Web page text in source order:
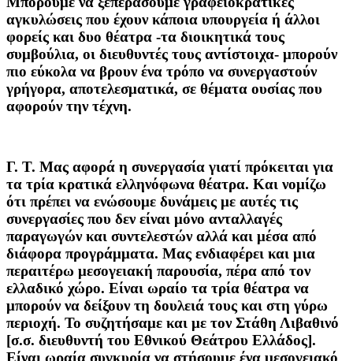
αγκυλώσεις που έχουν κάποια υπουργεία ή άλλοι
φορείς και δυο θέατρα -τα διοικητικά τους
συμβούλια, οι διευθυντές τους αντίστοιχα- μπορούν
πιο εύκολα να βρουν ένα τρόπο να συνεργαστούν
γρήγορα, αποτελεσματικά, σε θέματα ουσίας που
αφορούν την τέχνη.
Γ. Τ. Μας αφορά η συνεργασία γιατί πρόκειται για
τα τρία κρατικά ελληνόφωνα θέατρα. Και νομίζω
ότι πρέπει να ενώσουμε δυνάμεις με αυτές τις
συνεργασίες που δεν είναι μόνο ανταλλαγές
παραγωγών και συντελεστών αλλά και μέσα από
διάφορα προγράμματα. Μας ενδιαφέρει και μια
περαιτέρω μεσογειακή παρουσία, πέρα από τον
ελλαδικό χώρο. Είναι ωραίο τα τρία θέατρα να
μπορούν να δείξουν τη δουλειά τους και στη γύρω
περιοχή. Το συζητήσαμε και με τον Στάθη Λιβαθινό
[σ.σ. διευθυντή του Εθνικού Θεάτρου Ελλάδος].
Είναι ωραία συγκυρία να στήσουμε ένα μεσογειακό